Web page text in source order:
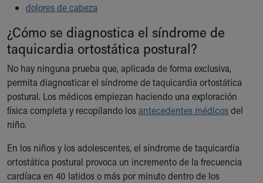
dolores de cabeza
¿Cómo se diagnostica el síndrome de
taquicardia ortostática postural?
No hay ninguna prueba que, aplicada de forma exclusiva,
permita diagnosticar el síndrome de taquicardia ortostática
postural. Los médicos empiezan haciendo una exploración
física completa y recopilando losantecedentes médicosdel
niño.
En los niños y los adolescentes, el síndrome de taquicardia
ortostática postural provoca un incremento de la frecuencia
cardíaca en 40 latidos o más por minuto dentro de los